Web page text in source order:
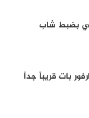
بضبط شاب
بات قريباً جداً